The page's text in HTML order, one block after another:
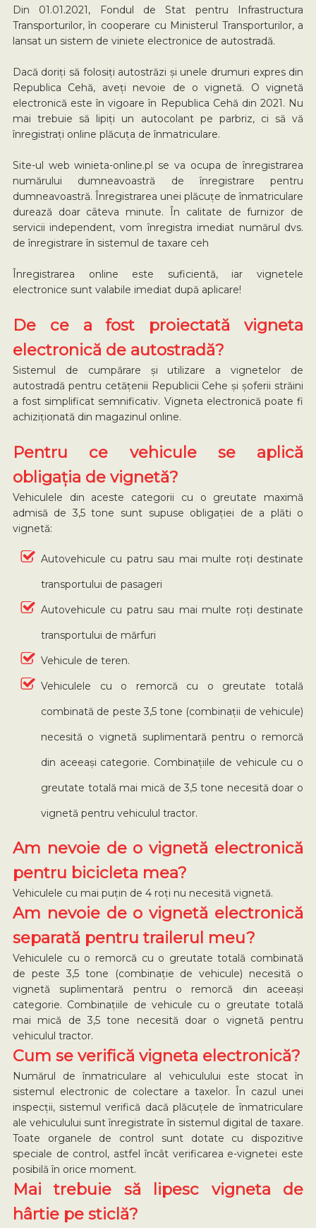
Din 01.01.2021, Fondul de Stat pentru Infrastructura
Transporturilor, în cooperare cu Ministerul Transporturilor, a
lansat un sistem de viniete electronice de autostradă.
Dacă doriți să folosiți autostrăzi și unele drumuri expres din
Republica Cehă, aveți nevoie de o vignetă. O vignetă
electronică este în vigoare în Republica Cehă din 2021. Nu
mai trebuie să lipiți un autocolant pe parbriz, ci să vă
înregistrați online plăcuța de înmatriculare.
Site-ul web winieta-online.pl se va ocupa de înregistrarea
numărului dumneavoastră de înregistrare pentru
dumneavoastră. Înregistrarea unei plăcuțe de înmatriculare
durează doar câteva minute. În calitate de furnizor de
servicii independent, vom înregistra imediat numărul dvs.
de înregistrare în sistemul de taxare ceh
Înregistrarea online este suficientă, iar vignetele
electronice sunt valabile imediat după aplicare!
De ce a fost proiectată vigneta
electronică de autostradă?
Sistemul de cumpărare și utilizare a vignetelor de
autostradă pentru cetățenii Republicii Cehe și șoferii străini
a fost simplificat semnificativ. Vigneta electronică poate fi
achiziționată din magazinul online.
Pentru ce vehicule se aplică
obligația de vignetă?
Vehiculele din aceste categorii cu o greutate maximă
admisă de 3,5 tone sunt supuse obligației de a plăti o
vignetă:
Autovehicule cu patru sau mai multe roți destinate
transportului de pasageri
Autovehicule cu patru sau mai multe roți destinate
transportului de mărfuri
Vehicule de teren.
Vehiculele cu o remorcă cu o greutate totală
combinată de peste 3,5 tone (combinații de vehicule)
necesită o vignetă suplimentară pentru o remorcă
din aceeași categorie. Combinațiile de vehicule cu o
greutate totală mai mică de 3,5 tone necesită doar o
vignetă pentru vehiculul tractor.
Am nevoie de o vignetă electronică
pentru bicicleta mea?
Vehiculele cu mai puțin de 4 roți nu necesită vignetă.
Am nevoie de o vignetă electronică
separată pentru trailerul meu?
Vehiculele cu o remorcă cu o greutate totală combinată
de peste 3,5 tone (combinație de vehicule) necesită o
vignetă suplimentară pentru o remorcă din aceeași
categorie. Combinațiile de vehicule cu o greutate totală
mai mică de 3,5 tone necesită doar o vignetă pentru
vehiculul tractor.
Cum se verifică vigneta electronică?
Numărul de înmatriculare al vehiculului este stocat în
sistemul electronic de colectare a taxelor. În cazul unei
inspecții, sistemul verifică dacă plăcuțele de înmatriculare
ale vehiculului sunt înregistrate în sistemul digital de taxare.
Toate organele de control sunt dotate cu dispozitive
speciale de control, astfel încât verificarea e-vignetei este
posibilă în orice moment.
Mai trebuie să lipesc vigneta de
hârtie pe sticlă?